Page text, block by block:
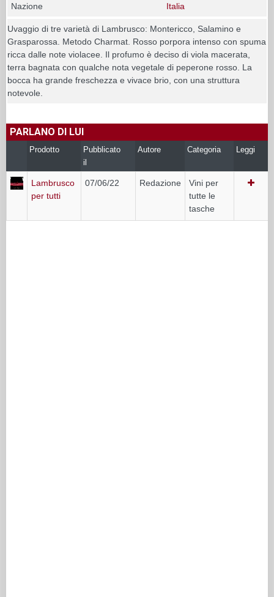
Nazione Italia
Uvaggio di tre varietà di Lambrusco: Montericco, Salamino e
Grasparossa. Metodo Charmat. Rosso porpora intenso con spuma
ricca dalle note violacee. Il profumo è deciso di viola macerata,
terra bagnata con qualche nota vegetale di peperone rosso. La
bocca ha grande freschezza e vivace brio, con una struttura
notevole.
PARLANO DI LUI
Prodotto
Pubblicato
il
Autore Categoria Leggi
Lambrusco
per tutti
07/06/22 Redazione
Vini per
tutte le
tasche